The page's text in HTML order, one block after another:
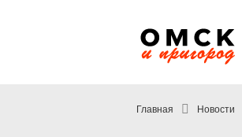
Главная Новости